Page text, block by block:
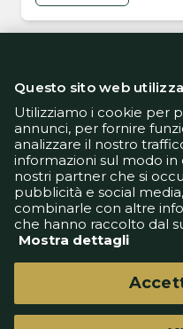
Questo sito web
Utilizziamo i cookie per
annunci, per fornire
analizzare il nostro
informazioni sul modo in
nostri partner che si
pubblicità e social
combinarle con altre
che hanno raccolto dal
Mostra dettagli